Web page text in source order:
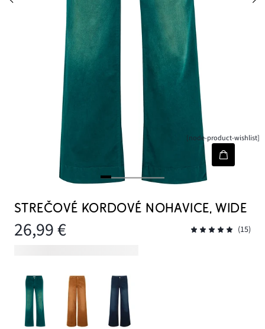
[node-product-wishlist]
STREČOVÉ KORDOVÉ NOHAVICE, WIDE
26,99 € (15)